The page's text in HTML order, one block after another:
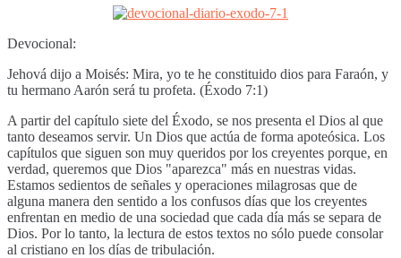
Devocional:
Jehová dijo a Moisés: Mira, yo te he constituido dios para Faraón, y
tu hermano Aarón será tu profeta. (Éxodo 7:1)
A partir del capítulo siete del Éxodo, se nos presenta el Dios al que
tanto deseamos servir. Un Dios que actúa de forma apoteósica. Los
capítulos que siguen son muy queridos por los creyentes porque, en
verdad, queremos que Dios "aparezca" más en nuestras vidas.
Estamos sedientos de señales y operaciones milagrosas que de
alguna manera den sentido a los confusos días que los creyentes
enfrentan en medio de una sociedad que cada día más se separa de
Dios. Por lo tanto, la lectura de estos textos no sólo puede consolar
al cristiano en los días de tribulación.